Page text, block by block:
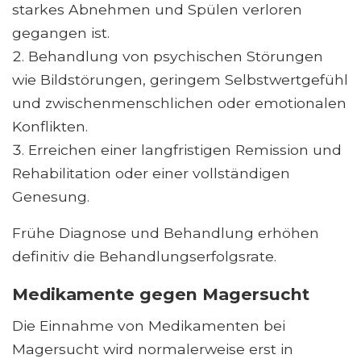
starkes Abnehmen und Spülen verloren
gegangen ist.
Behandlung von psychischen Störungen
wie Bildstörungen, geringem Selbstwertgefühl
und zwischenmenschlichen oder emotionalen
Konflikten.
Erreichen einer langfristigen Remission und
Rehabilitation oder einer vollständigen
Genesung.
Frühe Diagnose und Behandlung erhöhen
definitiv die Behandlungserfolgsrate.
Medikamente gegen Magersucht
Die Einnahme von Medikamenten bei
Magersucht wird normalerweise erst in